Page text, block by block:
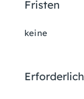
Fristen
keine